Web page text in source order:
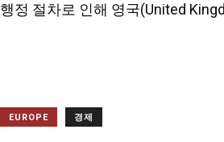
행정 절차로 인해 영국(United
EUROPE 경제